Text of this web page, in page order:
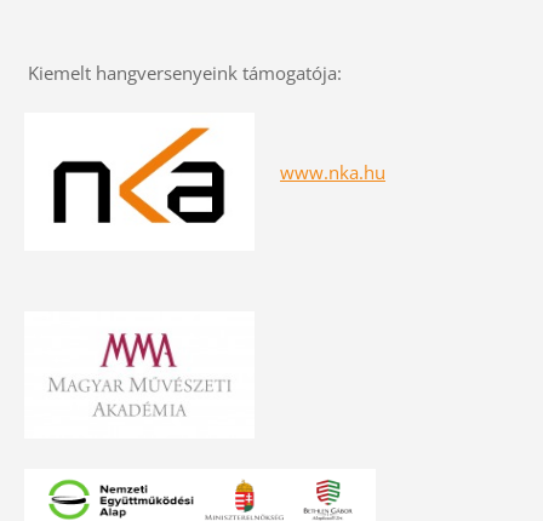
Kiemelt hangversenyeink támogatója:
www.nka.hu